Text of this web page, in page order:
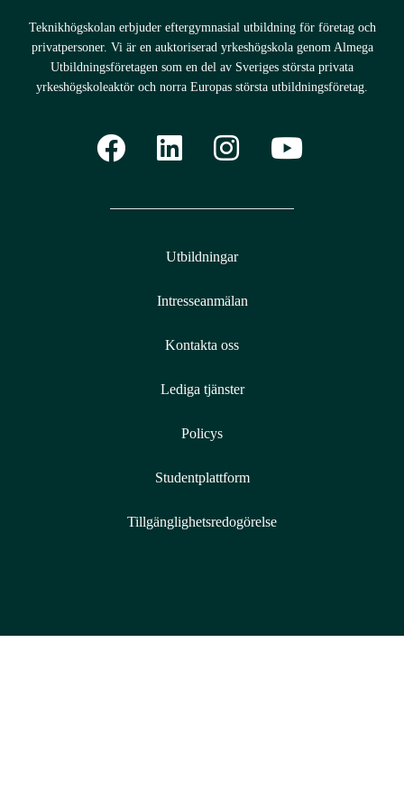
Teknikhögskolan erbjuder eftergymnasial utbildning för företag och
privatpersoner. Vi är en auktoriserad yrkeshögskola genom Almega
Utbildningsföretagen som en del av Sveriges största privata
yrkeshögskoleaktör och norra Europas största utbildningsföretag.
Utbildningar
Intresseanmälan
Kontakta oss
Lediga tjänster
Policys
Studentplattform
Tillgänglighetsredogörelse